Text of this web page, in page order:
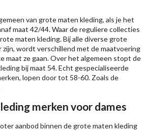
van grote maten kleding, als je het
maat 42/44. Waar de reguliere collecties
maten kleding. Bij alle diverse grote
zijn, wordt verschillend met de maatvoering
maat ze gaan. Over het algemeen stopt de
bij maat 54. Echt gespecialiseerde
lopen door tot 58-60. Zoals de
merken voor dames
aanbod binnen de grote maten kleding